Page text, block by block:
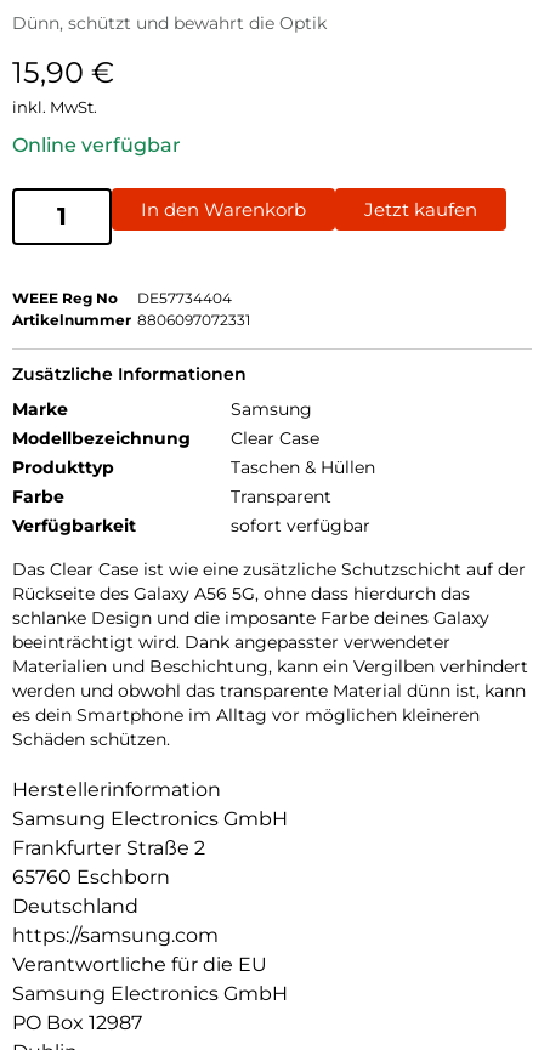
Dünn, schützt und bewahrt die Optik
15,90 €
inkl. MwSt.
Online verfügbar
In den Warenkorb Jetzt kaufen
WEEE Reg No
DE57734404
Artikelnummer 8806097072331
Zusätzliche Informationen
Marke
Samsung
Modellbezeichnung
Clear Case
Produkttyp
Taschen & Hüllen
Farbe
Transparent
Verfügbarkeit
sofort verfügbar
Das Clear Case ist wie eine zusätzliche Schutzschicht auf der
Rückseite des Galaxy A56 5G, ohne dass hierdurch das
schlanke Design und die imposante Farbe deines Galaxy
beeinträchtigt wird. Dank angepasster verwendeter
Materialien und Beschichtung, kann ein Vergilben verhindert
werden und obwohl das transparente Material dünn ist, kann
es dein Smartphone im Alltag vor möglichen kleineren
Schäden schützen.
Herstellerinformation
Samsung Electronics GmbH
Frankfurter Straße 2
65760 Eschborn
Deutschland
https://samsung.com
Verantwortliche für die EU
Samsung Electronics GmbH
PO Box 12987